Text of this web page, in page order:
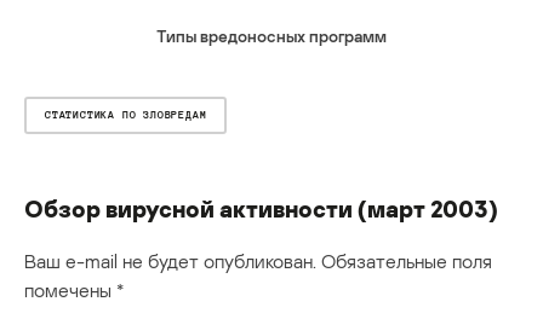
Типы вредоносных программ
СТАТИСТИКА ПО ЗЛОВРЕДАМ
Обзор вирусной активности (март 2003)
Ваш e-mail не будет опубликован. Обязательные поля
помечены *